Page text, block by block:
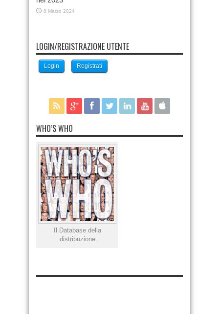
8 Marzo 2024
LOGIN/REGISTRAZIONE UTENTE
Login Registrati
WHO’S WHO
Il Database della
distribuzione